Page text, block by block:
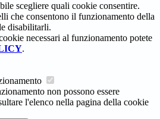
scegliere quali cookie consentire.
che consentono il funzionamento della
disabilitarli.
necessari al funzionamento potete
.
non possono essere
l'elenco nella pagina della cookie